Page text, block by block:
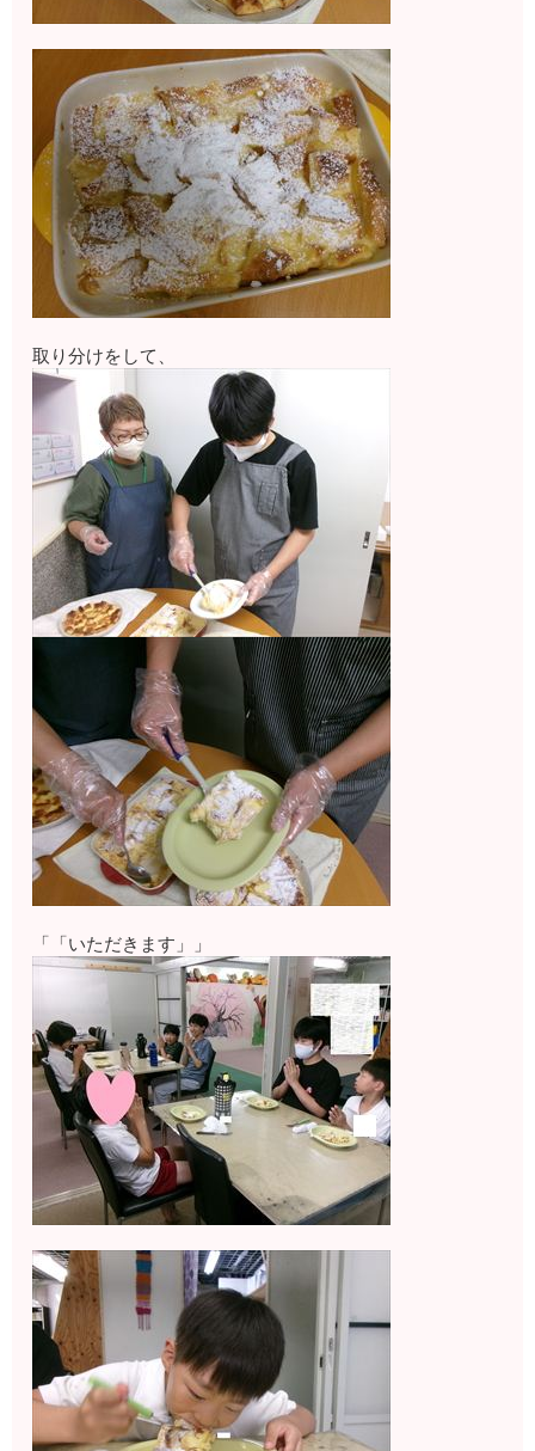
取り分けをして、
「「いただきます」」